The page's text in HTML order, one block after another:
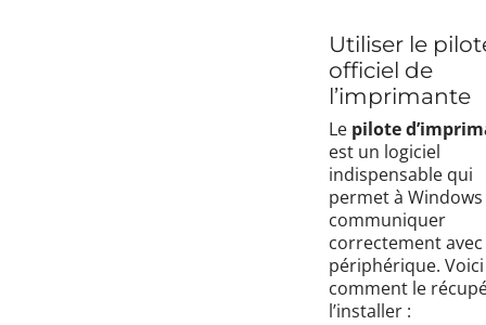
Utiliser le
officiel de
l’imprimante
Le pilote
est un logiciel
indispensable qui
permet à
communiquer
correctement avec
périphérique. Voici
comment le
l’installer :